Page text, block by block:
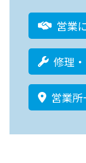
営業
修理
営業